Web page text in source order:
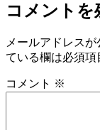
コメントを
メールアドレスが
ている欄は必須項
コメント ※